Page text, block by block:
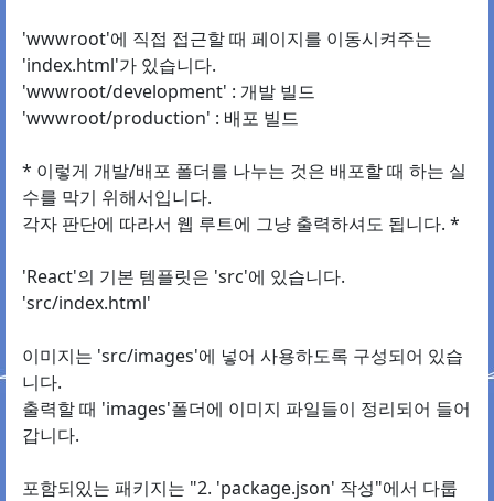
'wwwroot'에 직접 접근할 때 페이지를 이동시켜주는
'index.html'가 있습니다.
'wwwroot/development' : 개발 빌드
'wwwroot/production' : 배포 빌드
* 이렇게 개발/배포 폴더를 나누는 것은 배포할 때 하는 실
수를 막기 위해서입니다.
각자 판단에 따라서 웹 루트에 그냥 출력하셔도 됩니다. *
'React'의 기본 템플릿은 'src'에 있습니다.
'src/index.html'
이미지는 'src/images'에 넣어 사용하도록 구성되어 있습
니다.
출력할 때 'images'폴더에 이미지 파일들이 정리되어 들어
갑니다.
포함되있는 패키지는 "2. 'package.json' 작성"에서 다룹